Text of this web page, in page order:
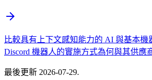
比較具有上下文感知能力的 AI 與基本機
Discord 機器人的實施方式為何與其供應
最後更新 2026-07-29.